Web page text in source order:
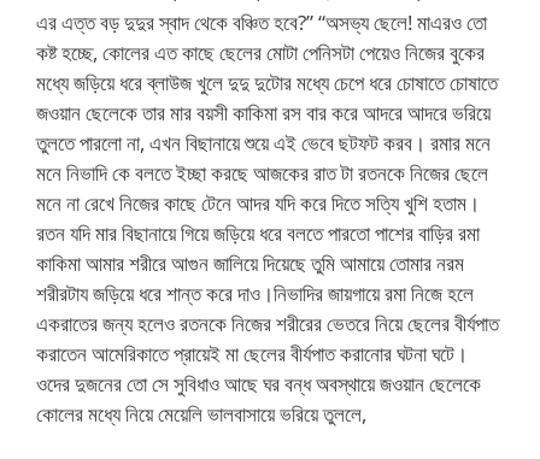
এর এত্ত বড় দুদুর স্বাদ থেকে বঞ্চিত হবে?” “অসভ্য ছেলে! মাএরও তো
কষ্ট হচ্ছে, কোলের এত কাছে ছেলের মোটা পেনিসটা পেয়েও নিজের বুকের
মধ্যে জড়িয়ে ধরে ব্লাউজ খুলে দুদু দুটোর মধ্যে চেপে ধরে চোষাতে চোষাতে
জওয়ান ছেলেকে তার মার বয়সী কাকিমা রস বার করে আদরে আদরে ভরিয়ে
তুলতে পারলো না, এখন বিছানায়ে শুয়ে এই ভেবে ছটফট করব। রমার মনে
মনে নিভাদি কে বলতে ইচ্ছা করছে আজকের রাত টা রতনকে নিজের ছেলে
মনে না রেখে নিজের কাছে টেনে আদর যদি করে দিতে সত্যি খুশি হতাম।
রতন যদি মার বিছানায়ে গিয়ে জড়িয়ে ধরে বলতে পারতো পাশের বাড়ির রমা
কাকিমা আমার শরীরে আগুন জালিয়ে দিয়েছে তুমি আমায়ে তোমার নরম
শরীরটায জড়িয়ে ধরে শান্ত করে দাও।নিভাদির জায়গায়ে রমা নিজে হলে
একরাতের জন্য হলেও রতনকে নিজের শরীরের ভেতরে নিয়ে ছেলের বীর্যপাত
করাতেন আমেরিকাতে প্রায়েই মা ছেলের বীর্যপাত করানোর ঘটনা ঘটে।
ওদের দুজনের তো সে সুবিধাও আছে ঘর বন্ধ অবস্থায়ে জওয়ান ছেলেকে
কোলের মধ্যে নিয়ে মেয়েলি ভালবাসায়ে ভরিয়ে তুললে,